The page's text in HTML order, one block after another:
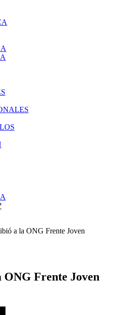
a la ONG Frente Joven
Frente Joven